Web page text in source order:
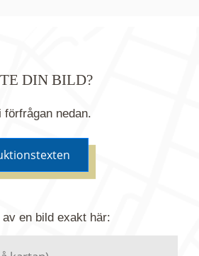
DIN BILD?
nedan.
en bild exakt här: